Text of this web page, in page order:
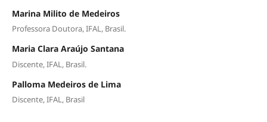
Marina Milito de Medeiros
Professora Doutora, IFAL, Brasil.
Maria Clara Araújo Santana
Discente, IFAL, Brasil.
Palloma Medeiros de Lima
Discente, IFAL, Brasil